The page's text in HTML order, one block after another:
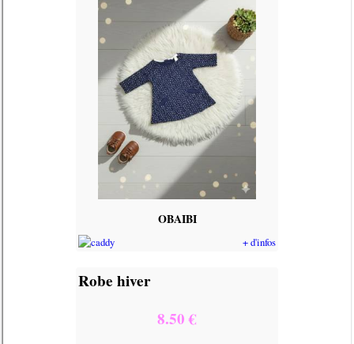
OBAIBI
+ d'infos
Robe hiver
8.50 €